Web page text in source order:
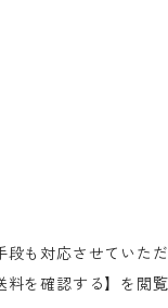
も対応させていただ
を確認する】を閲覧